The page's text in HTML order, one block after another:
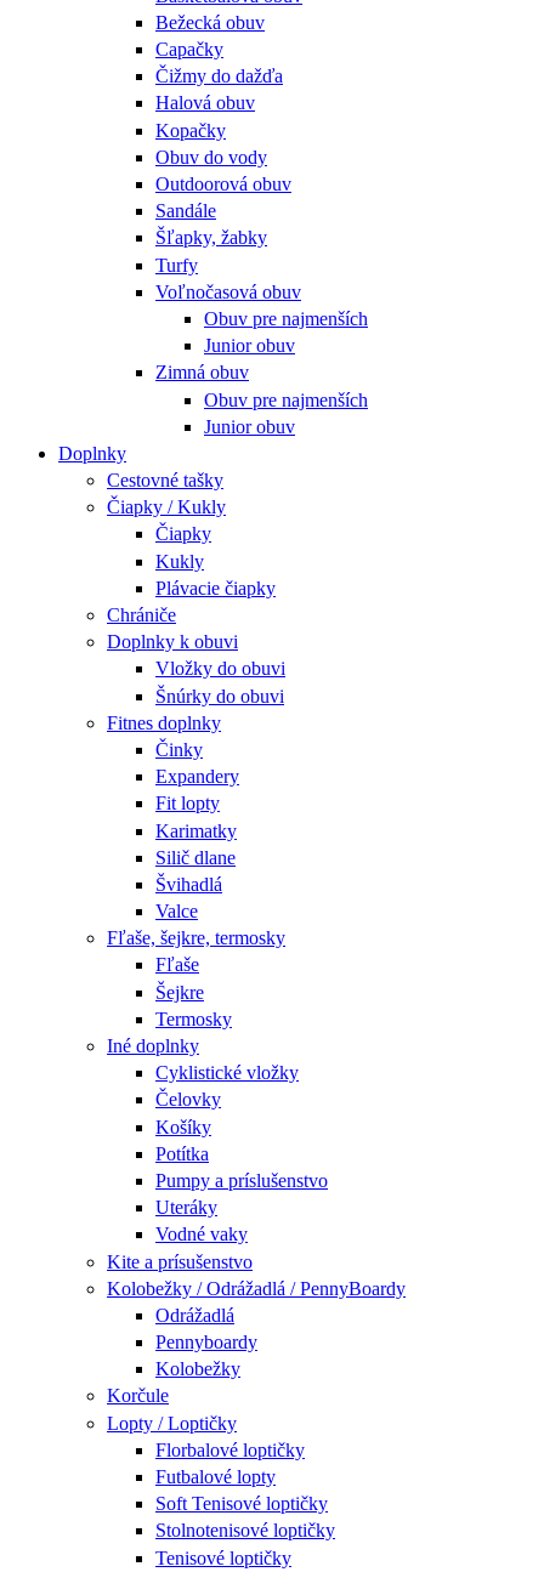
Bežecká obuv
Capačky
Čižmy do dažďa
Halová obuv
Kopačky
Obuv do vody
Outdoorová obuv
Sandále
Šľapky, žabky
Turfy
Voľnočasová obuv
Obuv pre najmenších
Junior obuv
Zimná obuv
Obuv pre najmenších
Junior obuv
Doplnky
Cestovné tašky
Čiapky / Kukly
Čiapky
Kukly
Plávacie čiapky
Chrániče
Doplnky k obuvi
Vložky do obuvi
Šnúrky do obuvi
Fitnes doplnky
Činky
Expandery
Fit lopty
Karimatky
Silič dlane
Švihadlá
Valce
Fľaše, šejkre, termosky
Fľaše
Šejkre
Termosky
Iné doplnky
Cyklistické vložky
Čelovky
Košíky
Potítka
Pumpy a príslušenstvo
Uteráky
Vodné vaky
Kite a prísušenstvo
Kolobežky / Odrážadlá / PennyBoardy
Odrážadlá
Pennyboardy
Kolobežky
Korčule
Lopty / Loptičky
Florbalové loptičky
Futbalové lopty
Soft Tenisové loptičky
Stolnotenisové loptičky
Tenisové loptičky